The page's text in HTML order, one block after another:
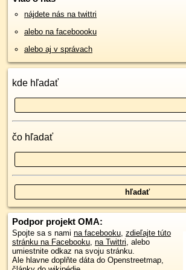
nájdete nás na twittri
alebo na faceboooku
alebo aj v správach
kde hľadať
čo hľadať
Podpor projekt OMA:
Spojte sa s nami na facebooku, zdieľajte túto
stránku na Facebooku, na Twittri, alebo
umiestnite odkaz na svoju stránku.
Ale hlavne doplňte dáta do Openstreetmap,